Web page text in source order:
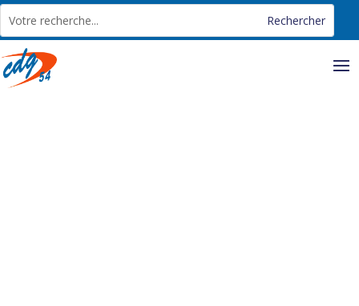
Panneau de gestion des cookies